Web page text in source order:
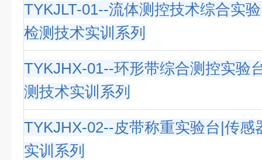
TYKJLT-01--流体测控技术综合实
检测技术实训系列
TYKJHX-01--环形带综合测控实验
测技术实训系列
TYKJHX-02--皮带称重实验台|传感
实训系列